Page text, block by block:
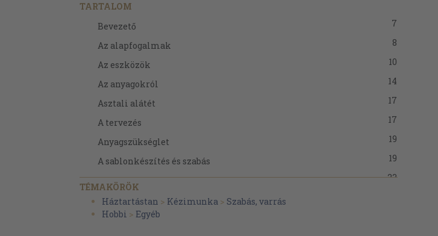
TARTALOM
Bevezető
7
Az alapfogalmak
8
Az eszközök
10
Az anyagokról
14
Asztali alátét
17
A tervezés
17
Anyagszükséglet
19
A sablonkészítés és szabás
19
Az összevarrás
23
A vasalás
A hátlap
TÉMAKÖRÖK
Háztartástan > Kézimunka > Szabás, varrás
Hobbi > Egyéb